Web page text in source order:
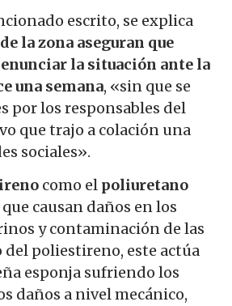
escrito, se explica
la zona aseguran que
la situación ante la
una semana, «sin que se
por los responsables del
que trajo a colación una
sociales».
como el poliuretano
causan daños en los
y contaminación de las
del poliestireno, este actúa
esponja sufriendo los
daños a nivel mecánico,